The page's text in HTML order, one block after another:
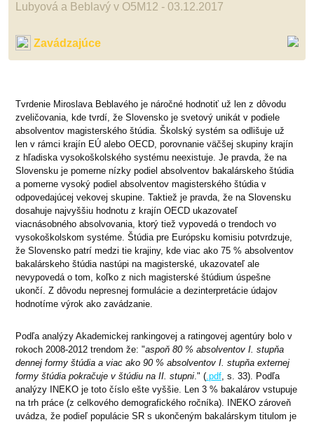
Lubyová a Beblavý v O5M12 - 03.12.2017
Zavádzajúce
Tvrdenie Miroslava Beblavého je náročné hodnotiť už len z dôvodu
zveličovania, kde tvrdí, že Slovensko je svetový unikát v podiele
absolventov magisterského štúdia. Školský systém sa odlišuje už
len v rámci krajín EÚ alebo OECD, porovnanie väčšej skupiny krajín
z hľadiska vysokoškolského systému neexistuje. Je pravda, že na
Slovensku je pomerne nízky podiel absolventov bakalárskeho štúdia
a pomerne vysoký podiel absolventov magisterského štúdia v
odpovedajúcej vekovej skupine. Taktiež je pravda, že na Slovensku
dosahuje najvyššiu hodnotu z krajín OECD ukazovateľ
viacnásobného absolvovania, ktorý tiež vypovedá o trendoch vo
vysokoškolskom systéme. Štúdia pre Európsku komisiu potvrdzuje,
že Slovensko patrí medzi tie krajiny, kde viac ako 75 % absolventov
bakalárskeho štúdia nastúpi na magisterské, ukazovateľ ale
nevypovedá o tom, koľko z nich magisterské štúdium úspešne
ukončí. Z dôvodu nepresnej formulácie a dezinterpretácie údajov
hodnotíme výrok ako zavádzanie.
Podľa analýzy Akademickej rankingovej a ratingovej agentúry bolo v
rokoch 2008-2012 trendom že: "aspoň 80 % absolventov I. stupňa
dennej formy štúdia a viac ako 90 % absolventov I. stupňa externej
formy štúdia pokračuje v štúdiu na II. stupni ." ( .pdf , s. 33). Podľa
analýzy INEKO je toto číslo ešte vyššie. Len 3 % bakalárov vstupuje
na trh práce (z celkového demografického ročníka). INEKO zároveň
uvádza, že podieľ populácie SR s ukončeným bakalárskym titulom je